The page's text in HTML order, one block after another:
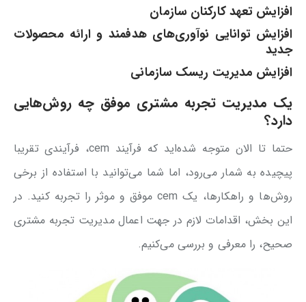
افزایش تعهد کارکنان سازمان
افزایش توانایی نوآوری‌های هدفمند و ارائه محصولات
جدید
افزایش مدیریت ریسک سازمانی
یک مدیریت تجربه مشتری موفق چه روش‌هایی
دارد؟
حتما تا الان متوجه شده‌اید که فرآیند cem، فرآیندی تقریبا
پیچیده به شمار می‌رود، اما شما می‌توانید با استفاده از برخی
روش‌ها و راهکارها، یک cem موفق و موثر را تجربه کنید. در
این بخش، اقدامات لازم در جهت اعمال مدیریت تجربه مشتری
صحیح، را معرفی و بررسی می‌کنیم.